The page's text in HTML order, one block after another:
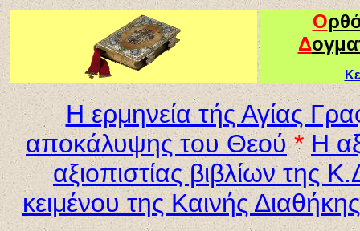
Ο
Δ
Η ερμηνεία τής Αγίας
αποκάλυψης του Θεού * Η
αξιοπιστίας βιβλίων της
κειμένου της Καινής Διαθήκης